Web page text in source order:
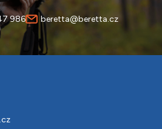
986 beretta@beretta.cz